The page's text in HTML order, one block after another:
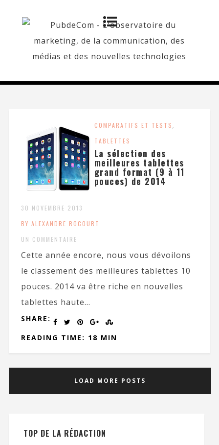
COMPARATIFS ET TESTS,
TABLETTES
La sélection des
meilleures tablettes
grand format (9 à 11
pouces) de 2014
30 NOVEMBRE 2013
BY ALEXANDRE ROCOURT
UN COMMENTAIRE
Cette année encore, nous vous dévoilons
le classement des meilleures tablettes 10
pouces. 2014 va être riche en nouvelles
tablettes haute...
SHARE:
READING TIME: 18 MIN
LOAD MORE POSTS
TOP DE LA RÉDACTION